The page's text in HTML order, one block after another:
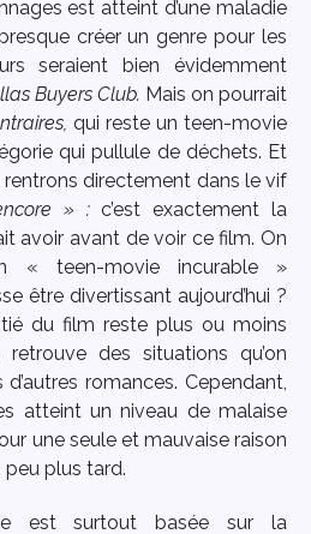
est atteint d’une maladie
créer un genre pour les
seraient bien évidemment
Buyers Club. Mais on pourrait
qui reste un teen-movie
qui pullule de déchets. Et
directement dans le vif
» :c’est exactement la
avoir avant de voir ce film. On
« teen-movie incurable »
être divertissant aujourd’hui ?
du film reste plus ou moins
des situations qu’on
romances. Cependant,
atteint un niveau de malaise
une seule et mauvaise raison
plus tard.
est surtout basée sur la